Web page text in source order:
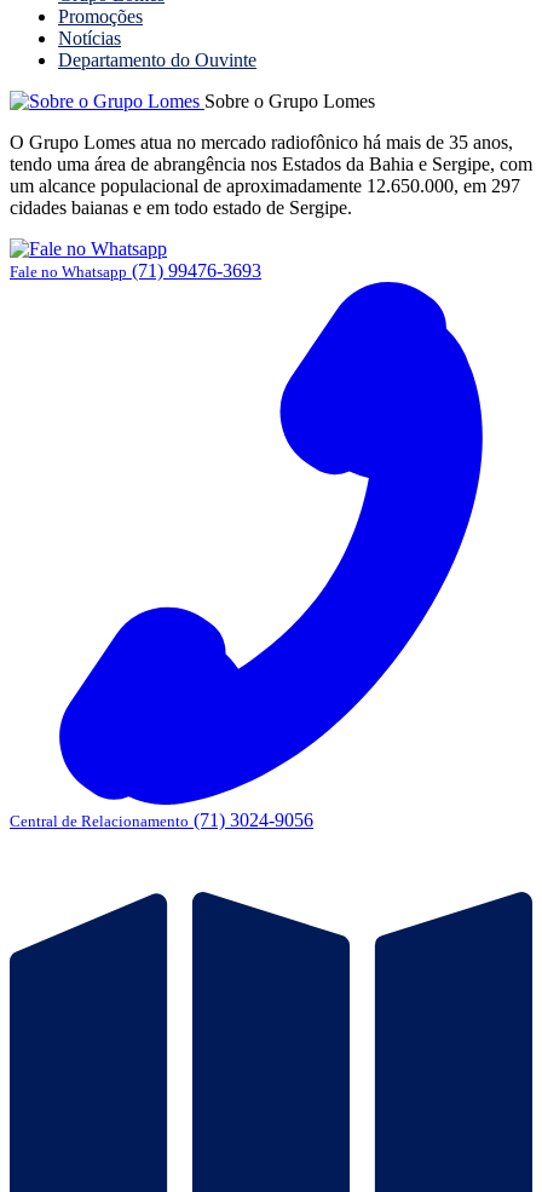
Promoções
Notícias
Departamento do Ouvinte
Sobre o Grupo Lomes
O Grupo Lomes atua no mercado radiofônico há mais de 35 anos,
tendo uma área de abrangência nos Estados da Bahia e Sergipe, com
um alcance populacional de aproximadamente 12.650.000, em 297
cidades baianas e em todo estado de Sergipe.
Fale no Whatsapp (71) 99476-3693
Central de Relacionamento (71) 3024-9056